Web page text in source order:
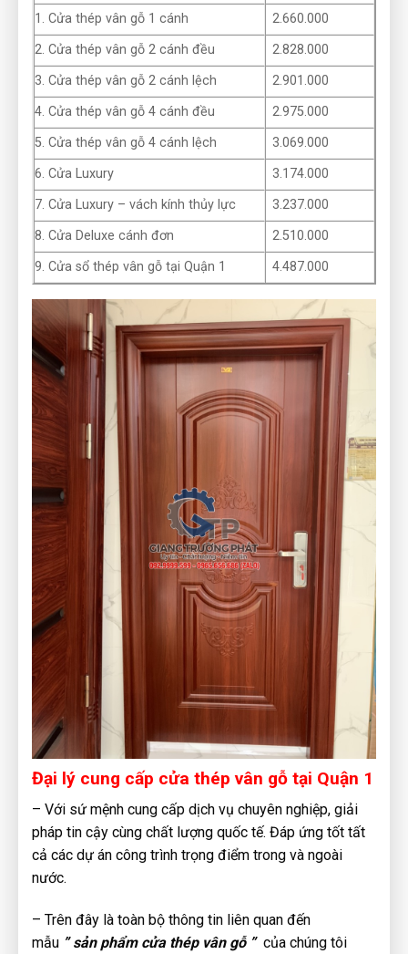
1. Cửa thép vân gỗ 1 cánh
2.660.000
2. Cửa thép vân gỗ 2 cánh đều
2.828.000
3. Cửa thép vân gỗ 2 cánh lệch
2.901.000
4. Cửa thép vân gỗ 4 cánh đều
2.975.000
5. Cửa thép vân gỗ 4 cánh lệch
3.069.000
6. Cửa Luxury
3.174.000
7. Cửa Luxury – vách kính thủy lực
3.237.000
8. Cửa Deluxe cánh đơn
2.510.000
9. Cửa sổ thép vân gỗ tại Quận 1
4.487.000
Đại lý cung cấp cửa thép vân gỗ tại Quận 1
– Với sứ mệnh cung cấp dịch vụ chuyên nghiệp, giải
pháp tin cậy cùng chất lượng quốc tế. Đáp ứng tốt tất
cả các dự án công trình trọng điểm trong và ngoài
nước.
– Trên đây là toàn bộ thông tin liên quan đến
mẫu ” sản phẩm cửa thép vân gỗ ” của chúng tôi